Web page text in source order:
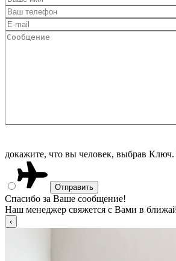
докажите, что вы человек, выбрав Ключ.
Спасибо за Ваше сообщение!
Наш менеджер свяжется с Вами в